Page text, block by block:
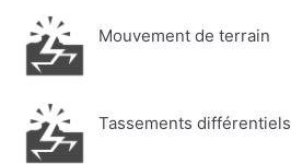
Mouvement de terrain
Tassements différentiels